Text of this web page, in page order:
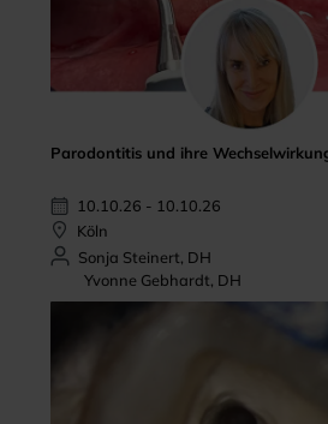
Parodontitis und ihre
10.10.26 - 10.10.26
Köln
Sonja Steinert, DH
Yvonne Gebhardt, DH